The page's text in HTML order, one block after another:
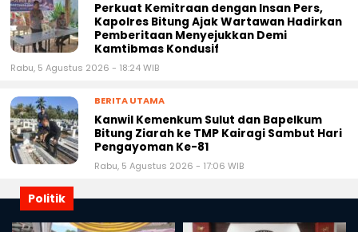
Perkuat Kemitraan dengan Insan Pers,
Kapolres Bitung Ajak Wartawan Hadirkan
Pemberitaan Menyejukkan Demi
Kamtibmas Kondusif
Rabu, 5 Agustus 2026 - 18:24 WIB
BERITA UTAMA
Kanwil Kemenkum Sulut dan Bapelkum
Bitung Ziarah ke TMP Kairagi Sambut Hari
Pengayoman Ke-81
Rabu, 5 Agustus 2026 - 17:06 WIB
Politik